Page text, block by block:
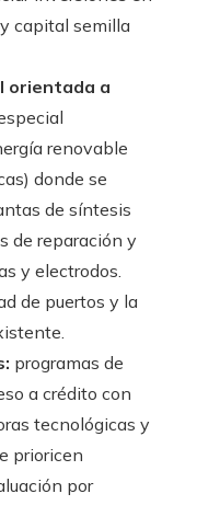
capital semilla
orientada a
renovable
donde se
de síntesis
de reparación y
y electrodos.
de puertos y la
programas de
a crédito con
tecnológicas y
prioricen
por